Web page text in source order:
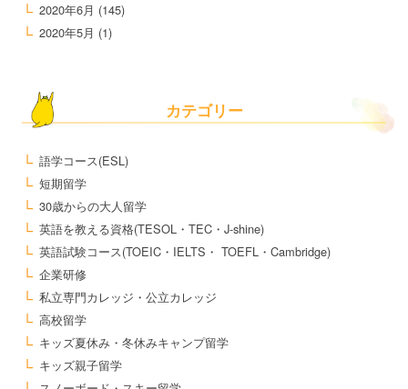
2020年6月 (145)
2020年5月 (1)
カテゴリー
語学コース(ESL)
短期留学
30歳からの大人留学
英語を教える資格(TESOL・TEC・J-shine)
英語試験コース(TOEIC・IELTS・ TOEFL・Cambridge)
企業研修
私立専門カレッジ・公立カレッジ
高校留学
キッズ夏休み・冬休みキャンプ留学
キッズ親子留学